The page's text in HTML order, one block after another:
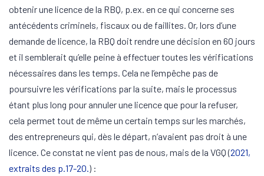
obtenir une licence de la RBQ, p.ex. en ce qui concerne ses
antécédents criminels, fiscaux ou de faillites. Or, lors d’une
demande de licence, la RBQ doit rendre une décision en 60 jours
et il semblerait qu’elle peine à effectuer toutes les vérifications
nécessaires dans les temps. Cela ne l’empêche pas de
poursuivre les vérifications par la suite, mais le processus
étant plus long pour annuler une licence que pour la refuser,
cela permet tout de même un certain temps sur les marchés,
des entrepreneurs qui, dès le départ, n’avaient pas droit à une
licence. Ce constat ne vient pas de nous, mais de la VGQ (2021,
extraits des p.17-20.) :